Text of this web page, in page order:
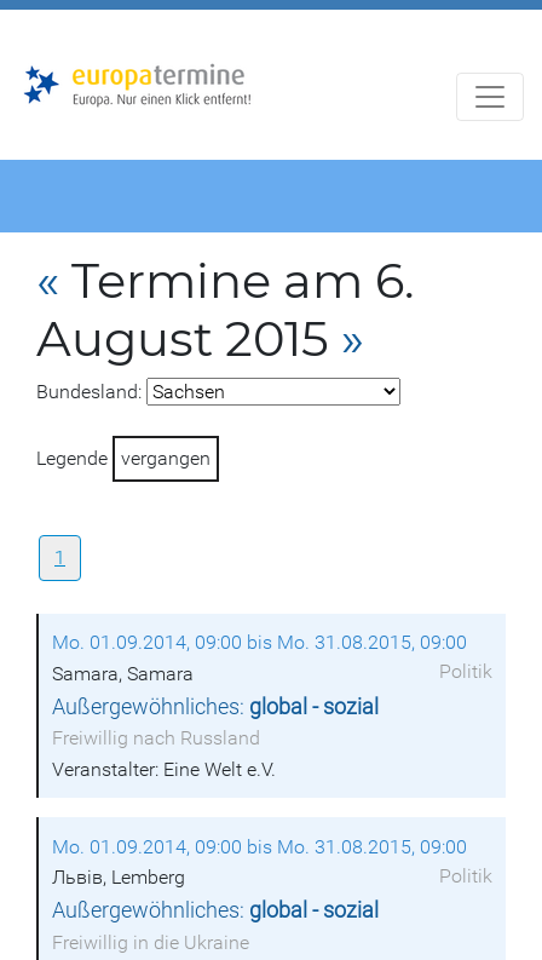
« Termine am 6.
August 2015 »
Bundesland:
Legende vergangen
1
Mo. 01.09.2014, 09:00 bis Mo. 31.08.2015, 09:00
Politik
Samara, Samara
Außergewöhnliches: global - sozial
Freiwillig nach Russland
Veranstalter: Eine Welt e.V.
Mo. 01.09.2014, 09:00 bis Mo. 31.08.2015, 09:00
Politik
Львiв, Lemberg
Außergewöhnliches: global - sozial
Freiwillig in die Ukraine